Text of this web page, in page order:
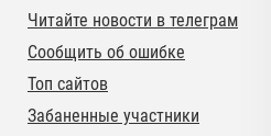
Читайте новости в телеграм
Сообщить об ошибке
Топ сайтов
Забаненные участники